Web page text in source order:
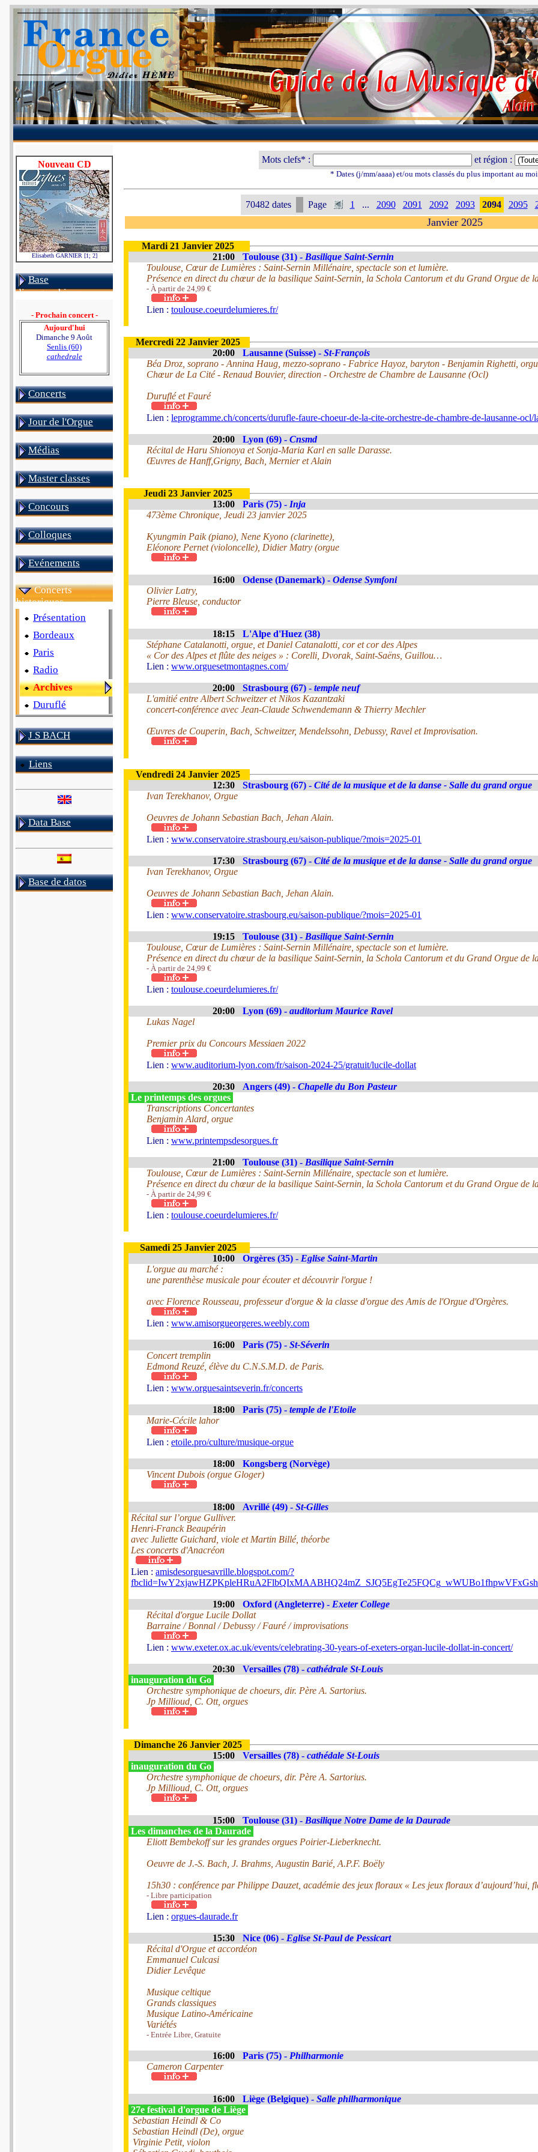
Nouveau CD
Elisabeth GARNIER [1; 2]
Base
discographique
- Prochain concert -
Aujourd'hui
Dimanche 9 Août
Senlis (60)
cathedrale
Concerts
Jour de l'Orgue
Médias
Master classes
Concours
Colloques
Evénements
Concerts
historiques
Présentation
Bordeaux
Paris
Radio
Archives
Duruflé
J S BACH
Liens
Data Base
Base de datos
Mots clefs* : et région :
* Dates (j/mm/aaaa) et/ou mots classés du plus important au
70482 dates Page 1 ... 2090 2091 2092 2093 2094 2095
Janvier 2025
Mardi 21 Janvier 2025
21:00
Toulouse (31) - Basilique Saint-Sernin
Toulouse, Cœur de Lumières : Saint-Sernin Millénaire, spectacle son et lumière.
Présence en direct du chœur de la basilique Saint-Sernin, la Schola Cantorum et du Grand Orgue de
- À partir de 24,99 €
Lien : toulouse.coeurdelumieres.fr/
Mercredi 22 Janvier 2025
20:00
Lausanne (Suisse) - St-François
Béa Droz, soprano - Annina Haug, mezzo-soprano - Fabrice Hayoz, baryton - Benjamin Righetti,
Chœur de La Cité - Renaud Bouvier, direction - Orchestre de Chambre de Lausanne (Ocl)
Duruflé et Fauré
Lien : leprogramme.ch/concerts/durufle-faure-choeur-de-la-cite-orchestre-de-chambre-de-lausanne-ocl/
20:00 Lyon (69) - Cnsmd
Récital de Haru Shionoya et Sonja-Maria Karl en salle Darasse.
Œuvres de Hanff,Grigny, Bach, Mernier et Alain
Jeudi 23 Janvier 2025
13:00
Paris (75) - Inja
473ème Chronique, Jeudi 23 janvier 2025
Kyungmin Paik (piano), Nene Kyono (clarinette),
Eléonore Pernet (violoncelle), Didier Matry (orgue
16:00 Odense (Danemark) - Odense Symfoni
Olivier Latry,
Pierre Bleuse, conductor
18:15 L'Alpe d'Huez (38)
Stéphane Catalanotti, orgue, et Daniel Catanalotti, cor et cor des Alpes
« Cor des Alpes et flûte des neiges » : Corelli, Dvorak, Saint-Saëns, Guillou…
Lien : www.orguesetmontagnes.com/
20:00 Strasbourg (67) - temple neuf
L'amitié entre Albert Schweitzer et Nikos Kazantzaki
concert-conférence avec Jean-Claude Schwendemann & Thierry Mechler
Œuvres de Couperin, Bach, Schweitzer, Mendelssohn, Debussy, Ravel et Improvisation.
Vendredi 24 Janvier 2025
12:30
Strasbourg (67) - Cité de la musique et de la danse - Salle du grand orgue
Ivan Terekhanov, Orgue
Oeuvres de Johann Sebastian Bach, Jehan Alain.
Lien : www.conservatoire.strasbourg.eu/saison-publique/?mois=2025-01
17:30 Strasbourg (67) - Cité de la musique et de la danse - Salle du grand orgue
Ivan Terekhanov, Orgue
Oeuvres de Johann Sebastian Bach, Jehan Alain.
Lien : www.conservatoire.strasbourg.eu/saison-publique/?mois=2025-01
19:15 Toulouse (31) - Basilique Saint-Sernin
Toulouse, Cœur de Lumières : Saint-Sernin Millénaire, spectacle son et lumière.
Présence en direct du chœur de la basilique Saint-Sernin, la Schola Cantorum et du Grand Orgue de
- À partir de 24,99 €
Lien : toulouse.coeurdelumieres.fr/
20:00 Lyon (69) - auditorium Maurice Ravel
Lukas Nagel
Premier prix du Concours Messiaen 2022
Lien : www.auditorium-lyon.com/fr/saison-2024-25/gratuit/lucile-dollat
20:30 Angers (49) - Chapelle du Bon Pasteur
Le printemps des orgues
Transcriptions Concertantes
Benjamin Alard, orgue
Lien : www.printempsdesorgues.fr
21:00 Toulouse (31) - Basilique Saint-Sernin
Toulouse, Cœur de Lumières : Saint-Sernin Millénaire, spectacle son et lumière.
Présence en direct du chœur de la basilique Saint-Sernin, la Schola Cantorum et du Grand Orgue de
- À partir de 24,99 €
Lien : toulouse.coeurdelumieres.fr/
Samedi 25 Janvier 2025
10:00
Orgères (35) - Eglise Saint-Martin
L'orgue au marché :
une parenthèse musicale pour écouter et découvrir l'orgue !
avec Florence Rousseau, professeur d'orgue & la classe d'orgue des Amis de l'Orgue d'Orgères.
Lien : www.amisorgueorgeres.weebly.com
16:00 Paris (75) - St-Séverin
Concert tremplin
Edmond Reuzé, élève du C.N.S.M.D. de Paris.
Lien : www.orguesaintseverin.fr/concerts
18:00 Paris (75) - temple de l'Etoile
Marie-Cécile lahor
Lien : etoile.pro/culture/musique-orgue
18:00 Kongsberg (Norvège)
Vincent Dubois (orgue Gloger)
18:00 Avrillé (49) - St-Gilles
Récital sur l’orgue Gulliver.
Henri-Franck Beaupérin
avec Juliette Guichard, viole et Martin Billé, théorbe
Les concerts d'Anacréon
Lien : amisdesorguesavrille.blogspot.com/?
19:00 Oxford (Angleterre) - Exeter College
Récital d'orgue Lucile Dollat
Barraine / Bonnal / Debussy / Fauré / improvisations
Lien : www.exeter.ox.ac.uk/events/celebrating-30-years-of-exeters-organ-lucile-dollat-in-concert/
20:30 Versailles (78) - cathédrale St-Louis
inauguration du Go
Orchestre symphonique de choeurs, dir. Père A. Sartorius.
Jp Millioud, C. Ott, orgues
Dimanche 26 Janvier 2025
15:00
Versailles (78) - cathédale St-Louis
inauguration du Go
Orchestre symphonique de choeurs, dir. Père A. Sartorius.
Jp Millioud, C. Ott, orgues
15:00 Toulouse (31) - Basilique Notre Dame de la Daurade
Les dimanches de la Daurade
Eliott Bembekoff sur les grandes orgues Poirier-Lieberknecht.
Oeuvre de J.-S. Bach, J. Brahms, Augustin Barié, A.P.F. Boëly
15h30 : conférence par Philippe Dauzet, académie des jeux floraux « Les jeux floraux d’aujourd’hui,
- Libre participation
Lien : orgues-daurade.fr
15:30 Nice (06) - Eglise St-Paul de Pessicart
Récital d'Orgue et accordéon
Emmanuel Culcasi
Didier Levêque
Musique celtique
Grands classiques
Musique Latino-Américaine
Variétés
- Entrée Libre, Gratuite
16:00 Paris (75) - Philharmonie
Cameron Carpenter
16:00 Liège (Belgique) - Salle philharmonique
27e festival d'orgue de Liège
Sebastian Heindl & Co
Sebastian Heindl (De), orgue
Virginie Petit, violon